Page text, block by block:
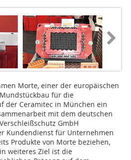
Morte, einer der europäischen
für die
der Ceramitec in München ein
mit dem deutschen
GmbH
Kundendienst für Unternehmen
Produkte von Morte beziehen,
weiteres Ziel ist die